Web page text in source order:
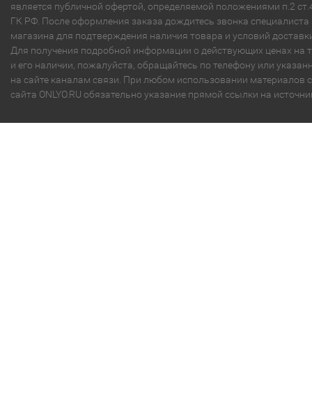
является публичной офертой, определяемой положениями п.2
ГК РФ. После оформления заказа дождитесь звонка специалиста
магазина для подтверждения наличия товара и условий
Для получения подробной информации о действующих ценах на
и его наличии, пожалуйста, обращайтесь по телефону или
на сайте каналам связи. При любом использовании материалов с
сайта ONLYO.RU обязательно указание прямой ссылки на